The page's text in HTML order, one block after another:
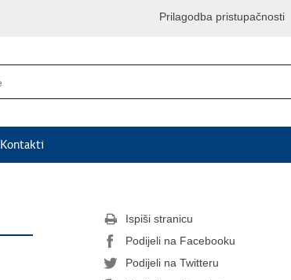
Prilagodba pristupačnosti
Kontakti
Ispiši stranicu
Podijeli na Facebooku
Podijeli na Twitteru